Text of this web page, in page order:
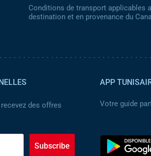
Conditions de transport applicables
destination et en provenance du
des offres
Subscribe
APP
Votre guide